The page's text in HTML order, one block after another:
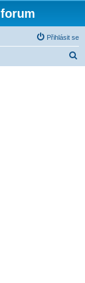
Přihlásit se